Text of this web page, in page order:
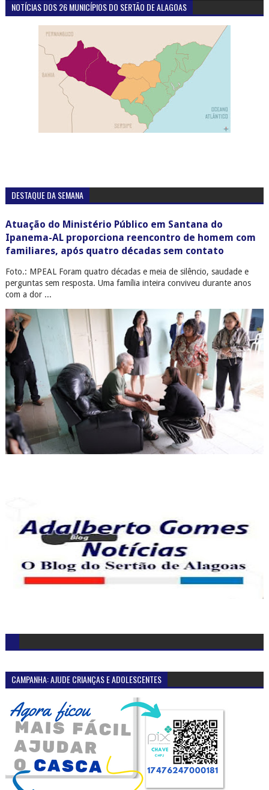
NOTÍCIAS DOS 26 MUNICÍPIOS DO SERTÃO DE ALAGOAS
DESTAQUE DA SEMANA
Atuação do Ministério Público em Santana do
Ipanema-AL proporciona reencontro de homem com
familiares, após quatro décadas sem contato
Foto.: MPEAL Foram quatro décadas e meia de silêncio, saudade e
perguntas sem resposta. Uma família inteira conviveu durante anos
com a dor ...
CAMPANHA: AJUDE CRIANÇAS E ADOLESCENTES